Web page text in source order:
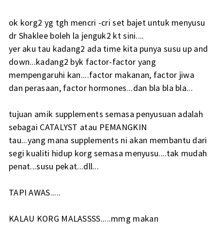
ok korg2 yg tgh mencri -cri set bajet untuk menyusu
dr Shaklee boleh la jenguk2 kt sini....
yer aku tau kadang2 ada time kita punya susu up and
down...kadang2 byk factor-factor yang
mempengaruhi kan....factor makanan, factor jiwa
dan perasaan, factor hormones...dan bla bla bla...
tujuan amik supplements semasa penyusuan adalah
sebagai CATALYST atau PEMANGKIN
tau...yang mana supplements ni akan membantu dari
segi kualiti hidup korg semasa menyusu....tak mudah
penat...susu pekat...dll...
TAPI AWAS.....
KALAU KORG MALASSSS.....mmg makan